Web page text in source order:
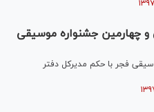
چهارمین جشنواره موسیقی
فجر با حکم مدیرکل دفتر